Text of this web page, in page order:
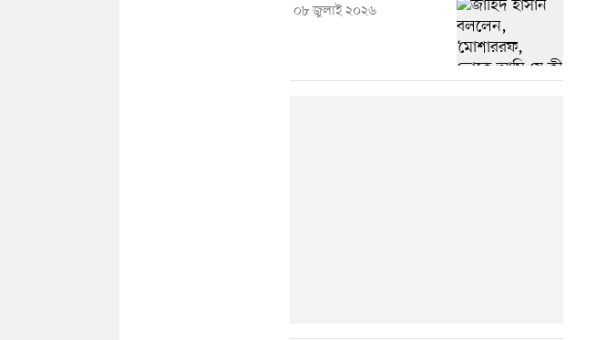
০৮ জুলাই ২০২৬